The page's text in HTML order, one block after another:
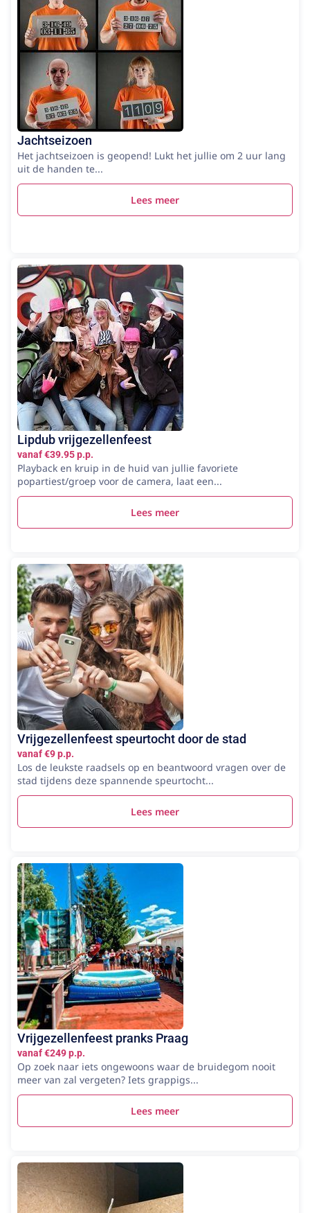
Jachtseizoen
Het jachtseizoen is geopend! Lukt het jullie om 2 uur lang
uit de handen te...
Lees meer
Lipdub vrijgezellenfeest
vanaf €39.95 p.p.
Playback en kruip in de huid van jullie favoriete
popartiest/groep voor de camera, laat een...
Lees meer
Vrijgezellenfeest speurtocht door de stad
vanaf €9 p.p.
Los de leukste raadsels op en beantwoord vragen over de
stad tijdens deze spannende speurtocht...
Lees meer
Vrijgezellenfeest pranks Praag
vanaf €249 p.p.
Op zoek naar iets ongewoons waar de bruidegom nooit
meer van zal vergeten? Iets grappigs...
Lees meer